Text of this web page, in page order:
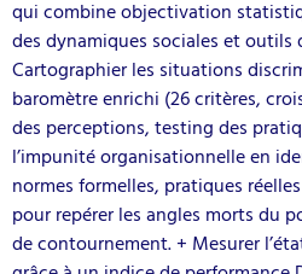
qui combine objectivation
des dynamiques sociales et outils
Cartographier les situations
baromètre enrichi (26 critères,
des perceptions, testing des
l’impunité organisationnelle en
normes formelles, pratiques
pour repérer les angles morts du
de contournement. + Mesurer